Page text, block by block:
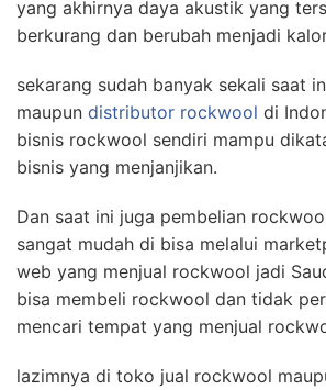
yang akhirnya daya akustik yang
berkurang dan berubah menjadi
sekarang sudah banyak sekali saat
maupun distributor rockwool di
bisnis rockwool sendiri mampu
bisnis yang menjanjikan.
Dan saat ini juga pembelian
sangat mudah di bisa melalui
web yang menjual rockwool jadi
bisa membeli rockwool dan tidak
mencari tempat yang menjual
lazimnya di toko jual rockwool